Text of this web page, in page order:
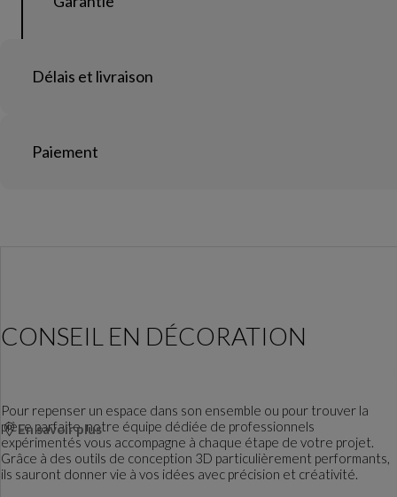
Délais et livraison
Paiement
CONSEIL EN DÉCORATION
Pour repenser un espace dans son ensemble ou pour trouver la
pièce parfaite, notre équipe dédiée de professionnels
expérimentés vous accompagne à chaque étape de votre projet.
Grâce à des outils de conception 3D particulièrement performants,
ils sauront donner vie à vos idées avec précision et créativité.
En savoir plus